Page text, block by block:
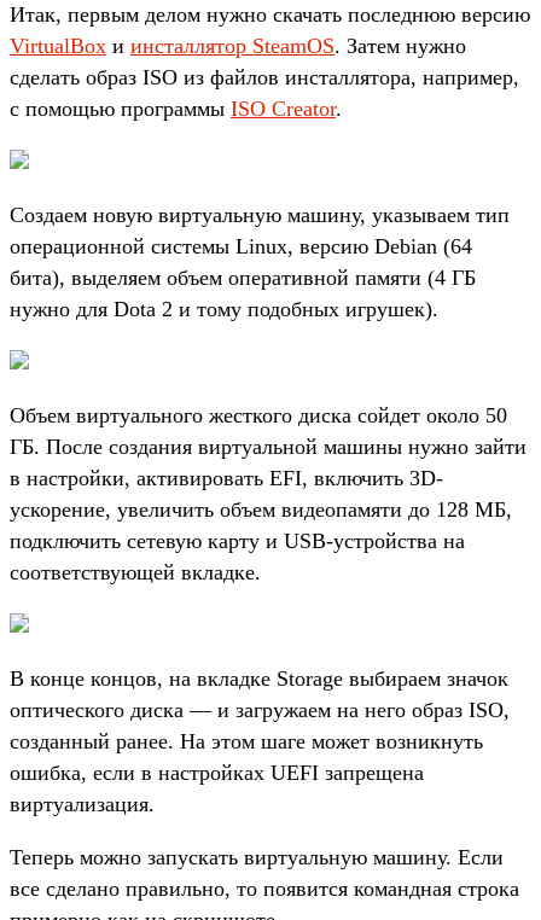
Итак, первым делом нужно скачать последнюю версию
VirtualBox и инсталлятор SteamOS. Затем нужно
сделать образ ISO из файлов инсталлятора, например,
с помощью программы ISO Creator.
Создаем новую виртуальную машину, указываем тип
операционной системы Linux, версию Debian (64
бита), выделяем объем оперативной памяти (4 ГБ
нужно для Dota 2 и тому подобных игрушек).
Объем виртуального жесткого диска сойдет около 50
ГБ. После создания виртуальной машины нужно зайти
в настройки, активировать EFI, включить 3D-
ускорение, увеличить объем видеопамяти до 128 МБ,
подключить сетевую карту и USB-устройства на
соответствующей вкладке.
В конце концов, на вкладке Storage выбираем значок
оптического диска — и загружаем на него образ ISO,
созданный ранее. На этом шаге может возникнуть
ошибка, если в настройках UEFI запрещена
виртуализация.
Теперь можно запускать виртуальную машину. Если
все сделано правильно, то появится командная строка